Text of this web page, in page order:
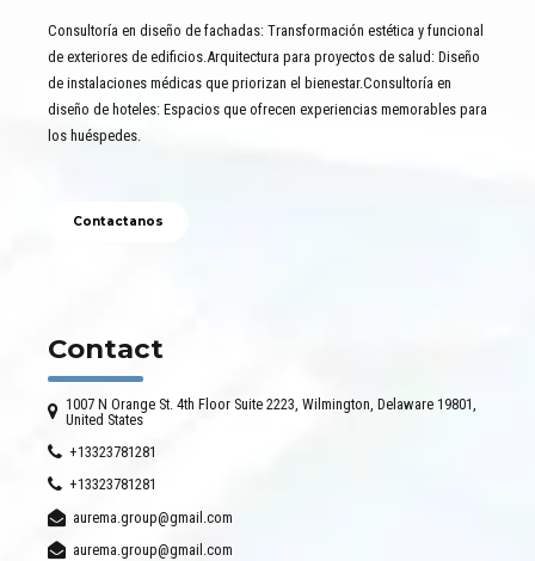
Consultoría en diseño de fachadas: Transformación estética y funcional
de exteriores de edificios.Arquitectura para proyectos de salud: Diseño
de instalaciones médicas que priorizan el bienestar.Consultoría en
diseño de hoteles: Espacios que ofrecen experiencias memorables para
los huéspedes.
Contactanos
Contact
1007 N Orange St. 4th Floor Suite 2223, Wilmington, Delaware 19801,
United States
+13323781281
+13323781281
aurema.group@gmail.com
aurema.group@gmail.com